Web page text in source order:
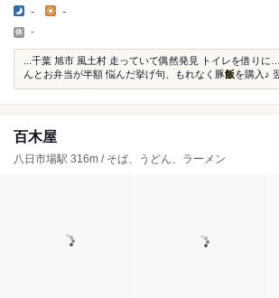
- -
-
...千葉 旭市 風土村 走っていて偶然発見 トイレを借りに
んとお弁当が半額 悩んだ挙げ句、もれなく豚飯を購入♪
百木屋
八日市場駅 316m / そば、うどん、ラーメン